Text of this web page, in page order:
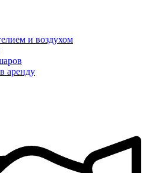
и воздухом
аренду